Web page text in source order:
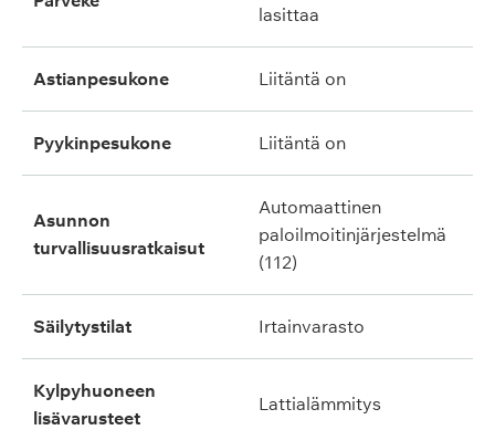
lasittaa
astianpesukone liitäntä on
pyykinpesukone liitäntä on
asunnon
turvallisuusratkaisut
automaattinen
paloilmoitinjärjestelmä
(112)
säilytystilat irtainvarasto
kylpyhuoneen
lisävarusteet
lattialämmitys